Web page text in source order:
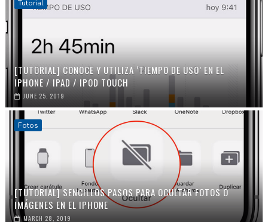
Tutorial
[TUTORIAL] CONOCE Y UTILIZA ‘TIEMPO DE USO’ EN EL
IPHONE / IPAD / IPOD TOUCH
JUNE 25, 2019
Fotos
[TUTORIAL] SENCILLOS PASOS PARA OCULTAR FOTOS O
IMÁGENES EN EL IPHONE
MARCH 28, 2019